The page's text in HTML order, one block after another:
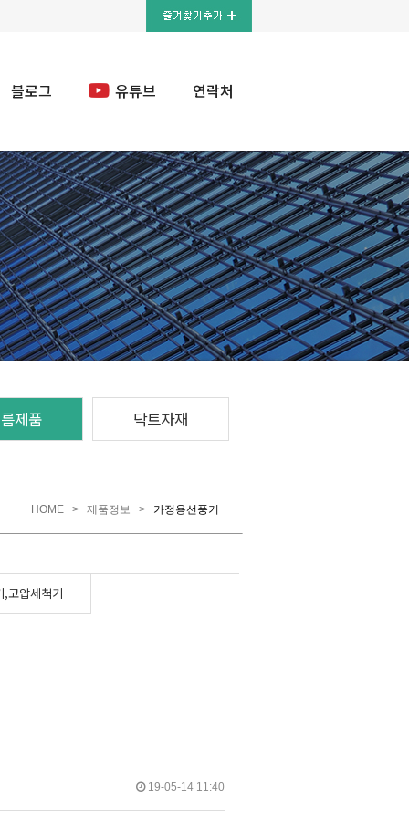
블로그 유튜브 연락처
제품 닥트자재
HOME > 제품정보 > 가정용선풍기
,고압세척기
19-05-14 11:40